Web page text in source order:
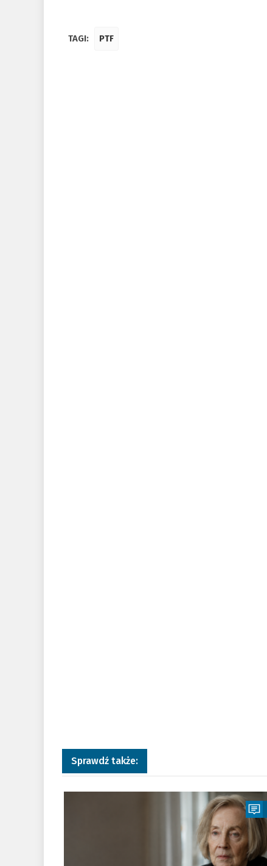
TAGI: PTF
Sprawdź także:
a